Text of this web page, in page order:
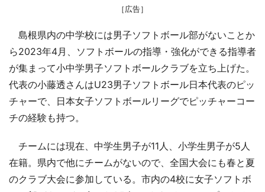
［広告］
島根県内の中学校には男子ソフトボール部がないことか
ら2023年4月、ソフトボールの指導・強化ができる指導者
が集まって小中学男子ソフトボールクラブを立ち上げた。
代表の小藤透さんはU23男子ソフトボール日本代表のピッ
チャーで、日本女子ソフトボールリーグでピッチャーコー
チの経験も持つ。
チームには現在、中学生男子が11人、小学生男子が5人
在籍。県内で他にチームがないので、全国大会にも春と夏
のクラブ大会に参加している。市内の4校に女子ソフトボ